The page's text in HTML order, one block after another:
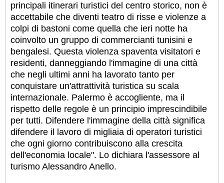
principali itinerari turistici del centro storico, non è
accettabile che diventi teatro di risse e violenze a
colpi di bastoni come quella che ieri notte ha
coinvolto un gruppo di commercianti tunisini e
bengalesi. Questa violenza spaventa visitatori e
residenti, danneggiando l'immagine di una città
che negli ultimi anni ha lavorato tanto per
conquistare un'attrattività turistica su scala
internazionale. Palermo è accogliente, ma il
rispetto delle regole è un principio imprescindibile
per tutti. Difendere l'immagine della città significa
difendere il lavoro di migliaia di operatori turistici
che ogni giorno contribuiscono alla crescita
dell'economia locale". Lo dichiara l'assessore al
turismo Alessandro Anello.